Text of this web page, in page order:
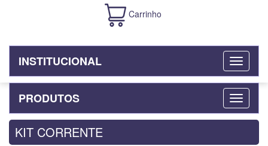
Carrinho
INSTITUCIONAL
PRODUTOS
KIT CORRENTE